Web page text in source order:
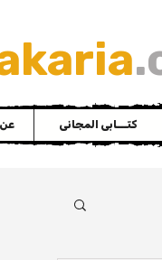
عن كتـــابى المجانى